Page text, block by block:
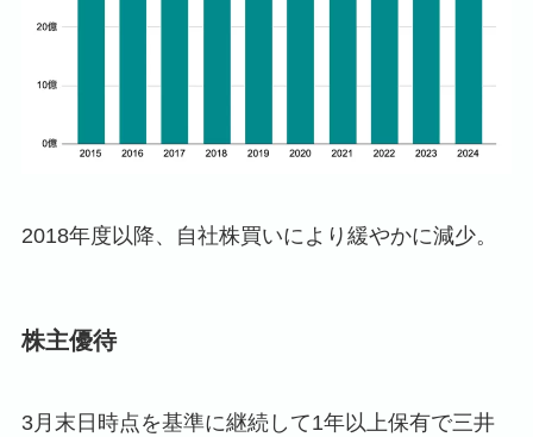
2018年度以降、自社株買いにより緩やかに減少。
株主優待
3月末日時点を基準に継続して1年以上保有で三井